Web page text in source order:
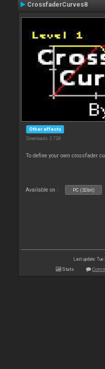
CrossfaderCurves8
Other effects
Downloads: 2 728
To define your own crossfader
Available on : PC (32bit)
Last update:
Stats